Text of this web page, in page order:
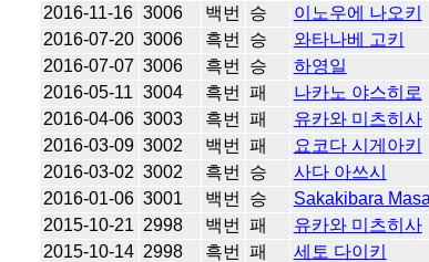
2016-11-16 3006 백번 승 이노우에 나오키
2016-07-20 3006 흑번 승 와타나베 고키
2016-07-07 3006 흑번 승 하영일
2016-05-11 3004 흑번 패 나카노 야스히로
2016-04-06 3003 흑번 패 유카와 미츠히사
2016-03-09 3002 백번 패 요코다 시게아키
2016-03-02 3002 흑번 승 사다 아쓰시
2016-01-06 3001 백번 승 Sakakibara
2015-10-21 2998 백번 패 유카와 미츠히사
2015-10-14 2998 흑번 패 세토 다이키